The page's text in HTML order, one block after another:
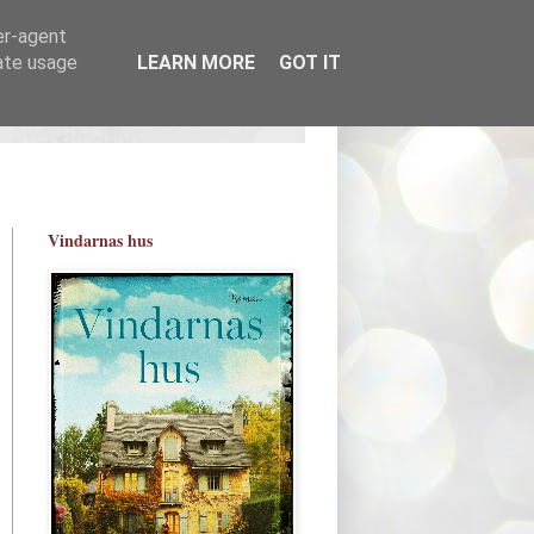
Vindarnas hus
agent
usage
LEARN MORE GOT IT